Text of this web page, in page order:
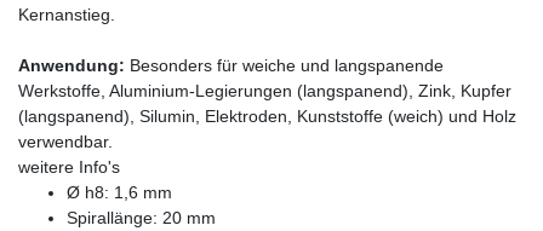
Kernanstieg.
Anwendung: Besonders für weiche und langspanende
Werkstoffe, Aluminium-Legierungen (langspanend), Zink, Kupfer
(langspanend), Silumin, Elektroden, Kunststoffe (weich) und Holz
verwendbar.
weitere Info's
Ø h8: 1,6 mm
Spirallänge: 20 mm